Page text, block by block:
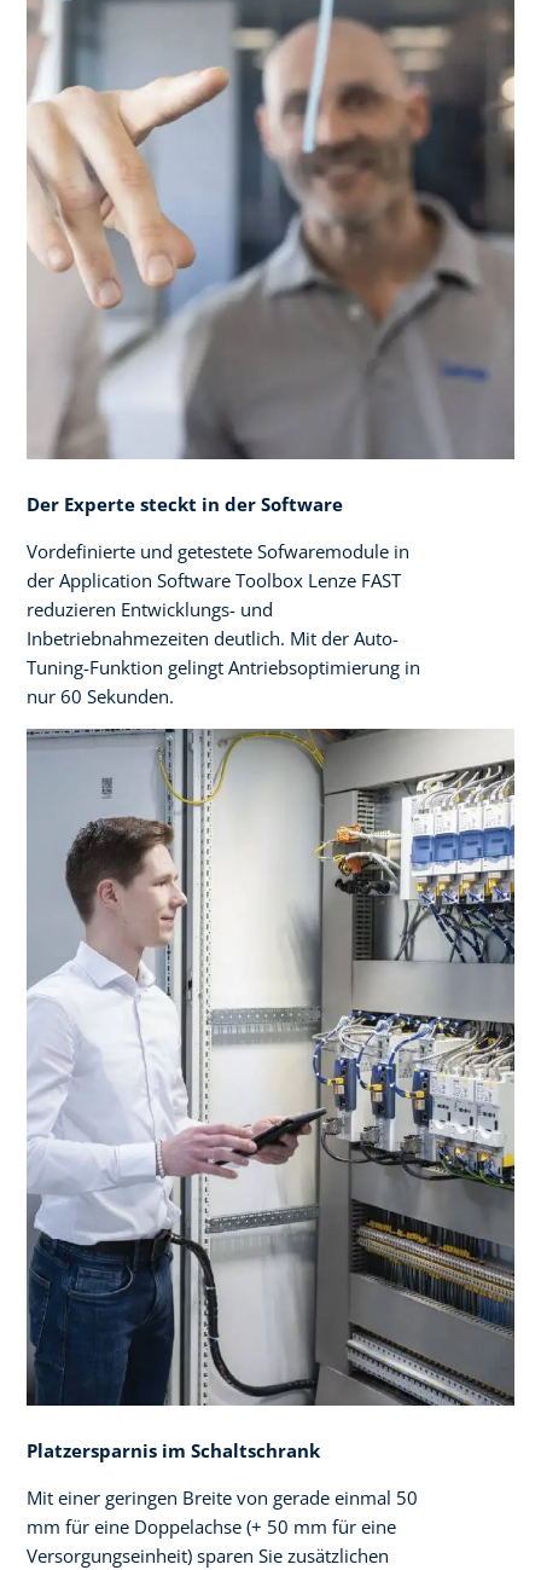
Der Experte steckt in der Software
Vordefinierte und getestete Sofwaremodule in
der Application Software Toolbox Lenze FAST
reduzieren Entwicklungs- und
Inbetriebnahmezeiten deutlich. Mit der Auto-
Tuning-Funktion gelingt Antriebsoptimierung in
nur 60 Sekunden.
Platzersparnis im Schaltschrank
Mit einer geringen Breite von gerade einmal 50
mm für eine Doppelachse (+ 50 mm für eine
Versorgungseinheit) sparen Sie zusätzlichen